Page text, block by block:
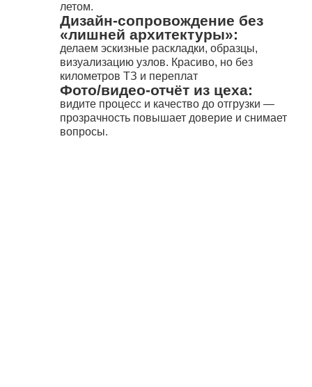
летом.
Дизайн-сопровождение без
«лишней архитектуры»:
делаем эскизные раскладки, образцы,
визуализацию узлов. Красиво, но без
километров ТЗ и переплат
Фото/видео-отчёт из цеха:
видите процесс и качество до отгрузки —
прозрачность повышает доверие и снимает
вопросы.